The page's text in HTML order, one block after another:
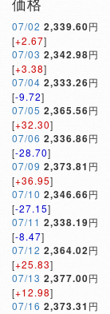
07/02 2,339.60円
[+2.67]
07/03 2,342.98円
[+3.38]
07/04 2,333.26円
[-9.72]
07/05 2,365.56円
[+32.30]
07/06 2,336.86円
[-28.70]
07/09 2,373.81 円
[+36.95]
07/10 2,346.66円
[-27.15]
07/11 2,338.19円
[-8.47]
07/12 2,364.02円
[+25.83]
07/13 2,377.00円
[+12.98]
07/16 2,373.31 円